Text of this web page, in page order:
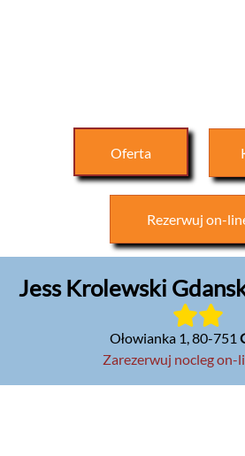
Oferta
Rezerwuj on-
Jess Krolewski
Ołowianka 1,80-751
Zarezerwuj nocleg on-